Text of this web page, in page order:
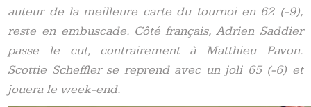
auteur de la meilleure carte du tournoi en 62 (-9),
reste en embuscade. Côté français, Adrien Saddier
passe le cut, contrairement à Matthieu Pavon.
Scottie Scheffler se reprend avec un joli 65 (-6) et
jouera le week-end.